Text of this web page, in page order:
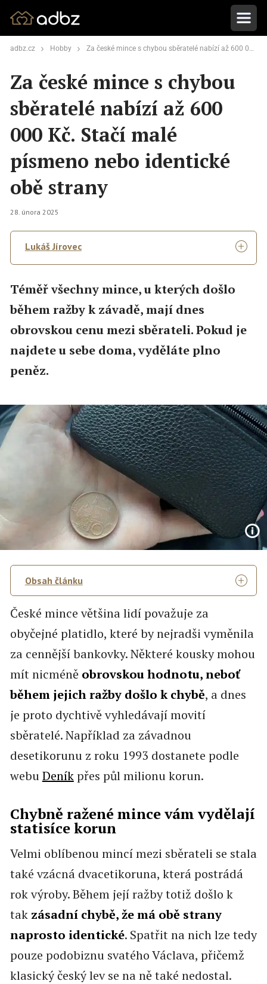
adbz.cz Hobby Za české mince s chybou sběratelé nabízí až 600 000 Kč. Stačí malé písmeno nebo identické obě strany
Za české mince s chybou
sběratelé nabízí až 600
000 Kč. Stačí malé
písmeno nebo identické
obě strany
28. února 2025
Lukáš Jírovec
Téměř všechny mince, u kterých došlo
během ražby k závadě, mají dnes
obrovskou cenu mezi sběrateli. Pokud je
najdete u sebe doma, vyděláte plno
peněz.
Obsah článku
České mince většina lidí považuje za
obyčejné platidlo, které by nejradši vyměnila
za cennější bankovky. Některé kousky mohou
mít nicméně obrovskou hodnotu, neboť
během jejich ražby došlo k chybě, a dnes
je proto dychtivě vyhledávají movití
sběratelé. Například za závadnou
desetikorunu z roku 1993 dostanete podle
webuDeníkpřes půl milionu korun.
Chybně ražené mince vám vydělají
statisíce korun
Velmi oblíbenou mincí mezi sběrateli se stala
také vzácná dvacetikoruna, která postrádá
rok výroby. Během její ražby totiž došlo k
tak zásadní chybě, že má obě strany
naprosto identické. Spatřit na nich lze tedy
pouze podobiznu svatého Václava, přičemž
klasický český lev se na ně také nedostal.